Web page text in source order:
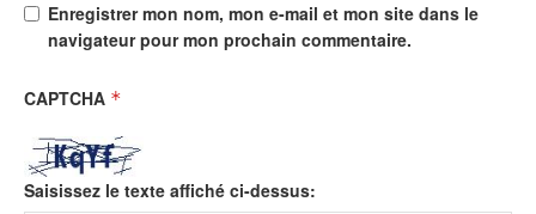
Enregistrer mon nom, mon e-mail et mon site dans le
navigateur pour mon prochain commentaire.
CAPTCHA *
Saisissez le texte affiché ci-dessus: